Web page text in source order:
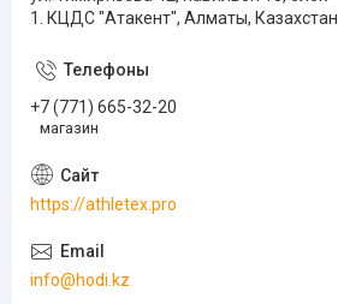
1. КЦДС "Атакент", Алматы, Казахстан
+7 (771) 665-32-20
магазин
https://athletex.pro
info@hodi.kz